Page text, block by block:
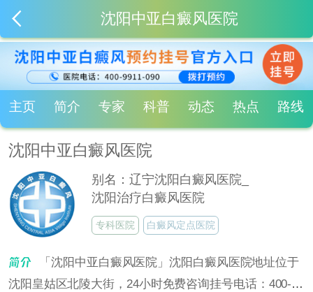
沈阳中亚白癜风医院
主页 简介 专家 科普 动态 热点 路线
沈阳中亚白癜风医院
别名：辽宁沈阳白癜风医院_
沈阳治疗白癜风医院
专科医院 白癜风定点医院
「沈阳中亚白癜风医院」沈阳白癜风医院地址位于
沈阳皇姑区北陵大街，24小时免费咨询挂号电话：400-